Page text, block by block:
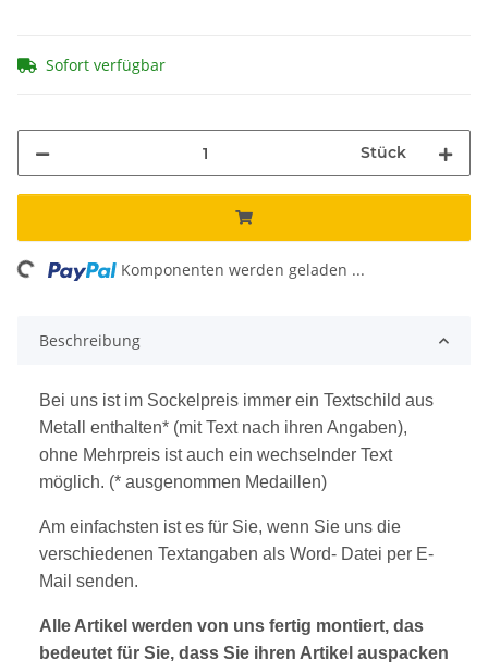
Sofort verfügbar
Stück
Komponenten werden geladen ...
Beschreibung
Bei uns ist im Sockelpreis immer ein Textschild aus
Metall enthalten* (mit Text nach ihren Angaben),
ohne Mehrpreis ist auch ein wechselnder Text
möglich. (* ausgenommen Medaillen)
Am einfachsten ist es für Sie, wenn Sie uns die
verschiedenen Textangaben als Word- Datei per E-
Mail senden.
Alle Artikel werden von uns fertig montiert, das
bedeutet für Sie, dass Sie ihren Artikel auspacken